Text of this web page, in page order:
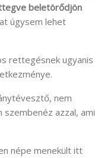
beletörődjön
úgysem lehet
rettegésnek ugyanis
nem
azzal, ami
népe menekült itt